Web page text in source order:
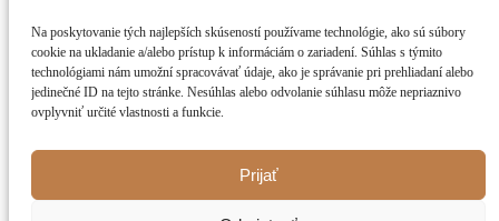
Na poskytovanie tých najlepších skúseností používame technológie, ako sú súbory
cookie na ukladanie a/alebo prístup k informáciám o zariadení. Súhlas s týmito
technológiami nám umožní spracovávať údaje, ako je správanie pri prehliadaní alebo
jedinečné ID na tejto stránke. Nesúhlas alebo odvolanie súhlasu môže nepriaznivo
ovplyvniť určité vlastnosti a funkcie.
Prijať
Produkty
Bezpečnostné dvere
Interiérové dvere
Protipožiarne dvere
Bezpečnostné systémy